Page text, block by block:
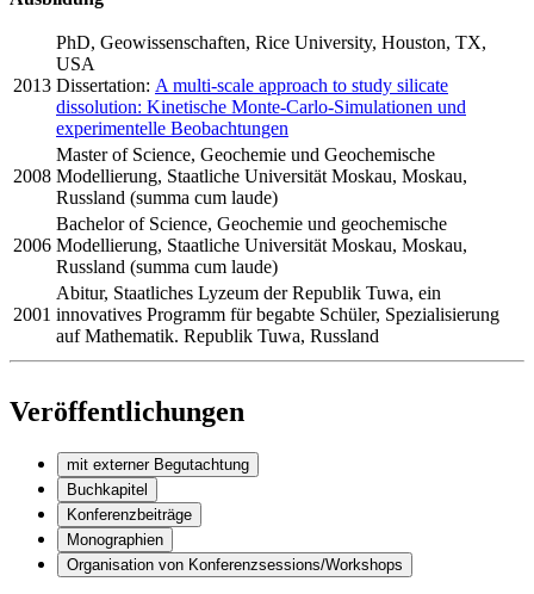
2013
PhD, Geowissenschaften, Rice University, Houston, TX,
USA
Dissertation: A multi-scale approach to study silicate
dissolution: Kinetische Monte-Carlo-Simulationen und
experimentelle Beobachtungen
2008
Master of Science, Geochemie und Geochemische
Modellierung, Staatliche Universität Moskau, Moskau,
Russland (summa cum laude)
2006
Bachelor of Science, Geochemie und geochemische
Modellierung, Staatliche Universität Moskau, Moskau,
Russland (summa cum laude)
2001
Abitur, Staatliches Lyzeum der Republik Tuwa, ein
innovatives Programm für begabte Schüler, Spezialisierung
auf Mathematik. Republik Tuwa, Russland
Veröffentlichungen
mit externer Begutachtung
Buchkapitel
Konferenzbeiträge
Monographien
Organisation von Konferenzsessions/Workshops